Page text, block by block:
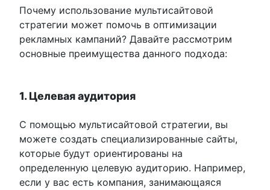
Почему использование мультисайтовой
стратегии может помочь в оптимизации
рекламных кампаний? Давайте рассмотрим
основные преимущества данного подхода:
1. Целевая аудитория
С помощью мультисайтовой стратегии, вы
можете создать специализированные сайты,
которые будут ориентированы на
определенную целевую аудиторию. Например,
если у вас есть компания, занимающаяся